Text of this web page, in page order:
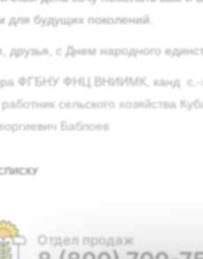
для будущих поколений.
друзья, с Днем народного
ФГБНУ ФНЦ ВНИИМК, канд. с.-
сельского хозяйства
Баблоев
Отдел продаж